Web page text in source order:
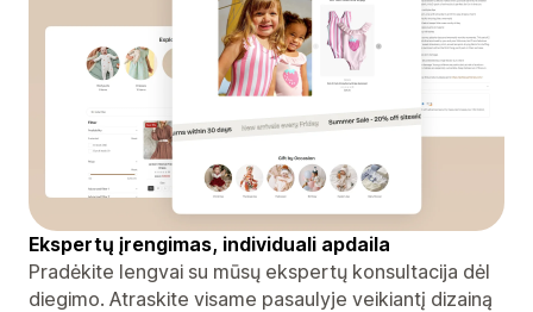
Ekspertų įrengimas, individuali apdaila
Pradėkite lengvai su mūsų ekspertų konsultacija dėl
diegimo. Atraskite visame pasaulyje veikiantį dizainą